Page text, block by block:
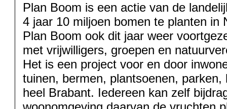
Plan Boom is een actie van de
4 jaar 10 miljoen bomen te planten in
Plan Boom ook dit jaar weer
met vrijwilligers, groepen en
Het is een project voor en door
tuinen, bermen, plantsoenen,
heel Brabant. Iedereen kan zelf